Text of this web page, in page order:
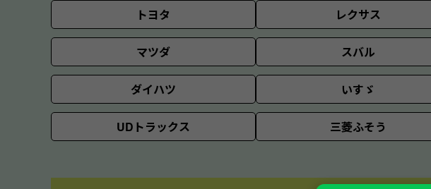
トヨタ レクサス
マツダ スバル
ダイハツ いすゞ
UDトラックス 三菱ふそう